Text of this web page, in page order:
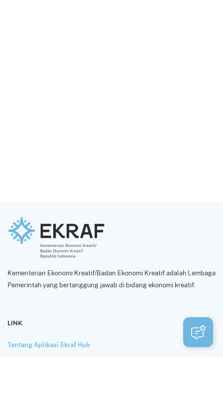
Kementerian Ekonomi Kreatif/Badan Ekonomi Kreatif adalah Lembaga
Pemerintah yang bertanggung jawab di bidang ekonomi kreatif.
LINK
Tentang Aplikasi Ekraf Hub